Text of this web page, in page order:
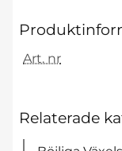
Art. nr
Relaterade